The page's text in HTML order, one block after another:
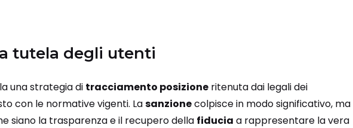
tutela degli utenti
una strategia di tracciamento posizioneritenuta dai legali dei
con le normative vigenti. Lasanzionecolpisce in modo significativo, ma
siano la trasparenza e il recupero della fiducia a rappresentare la vera